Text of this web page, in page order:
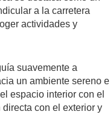
a la carretera
actividades y
suavemente a
un ambiente sereno e
espacio interior con el
con el exterior y